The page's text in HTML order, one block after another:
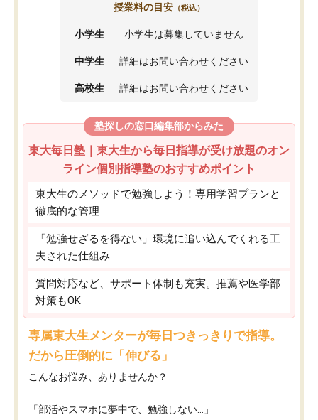
授業料の目安 （税込）
小学生 小学生は募集していません
中学生 詳細はお問い合わせください
高校生 詳細はお問い合わせください
塾探しの窓口編集部からみた
東大毎日塾｜東大生から毎日指導が受け放題のオン
ライン個別指導塾のおすすめポイント
東大生のメソッドで勉強しよう！専用学習プランと
徹底的な管理
「勉強せざるを得ない」環境に追い込んでくれる工
夫された仕組み
質問対応など、サポート体制も充実。推薦や医学部
対策もOK
専属東大生メンターが毎日つきっきりで指導。
だから圧倒的に「伸びる」
こんなお悩み、ありませんか？
「部活やスマホに夢中で、勉強しない…」